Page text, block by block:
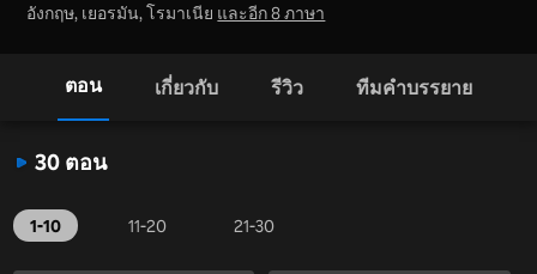
อังกฤษ, เยอรมัน, โรมาเนีย และอีก 8 ภาษา
ตอน เกี่ยวกับ รีวิว ทีมคำบรรยาย
30 ตอน
1-10 11-20 21-30